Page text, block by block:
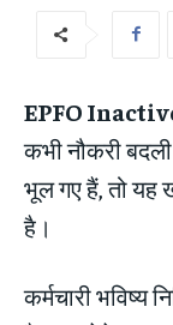
EPFO
कभी नौकरी
भूल गए हैं, तो
है।
कर्मचारी भविष्य